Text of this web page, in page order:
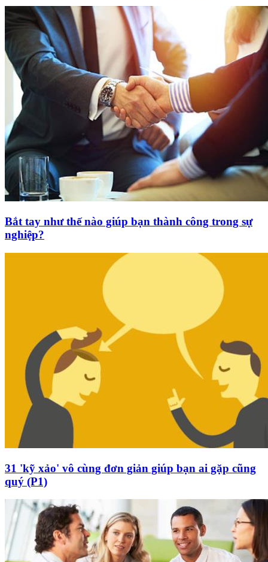
Bắt tay như thế nào giúp bạn thành công trong sự
nghiệp?
31 'kỹ xảo' vô cùng đơn giản giúp bạn ai gặp cũng
quý (P1)